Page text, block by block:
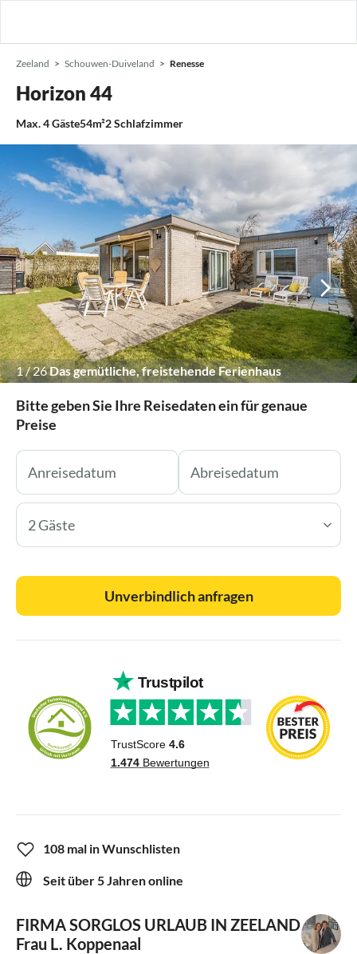
Zeeland Schouwen-Duiveland Renesse
Horizon 44
Max.4Gäste54m²2Schlafzimmer
1/26Das gemütliche, freistehende Ferienhaus
Bitte geben Sie Ihre Reisedaten ein für genaue
Preise
2 Gäste
Unverbindlich anfragen
108 mal in Wunschlisten
Seit über 5 Jahren online
FIRMA SORGLOS URLAUB IN ZEELAND
Frau L. Koppenaal